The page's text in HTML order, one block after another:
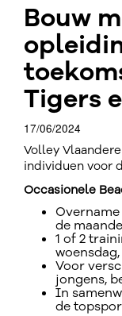
Bouw
Tigers
17/06/2024
Volley
individuen voor
Occasionele
de
1 of 2
Voor
jongens,
In
de